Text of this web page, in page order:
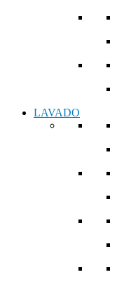
LAVADO